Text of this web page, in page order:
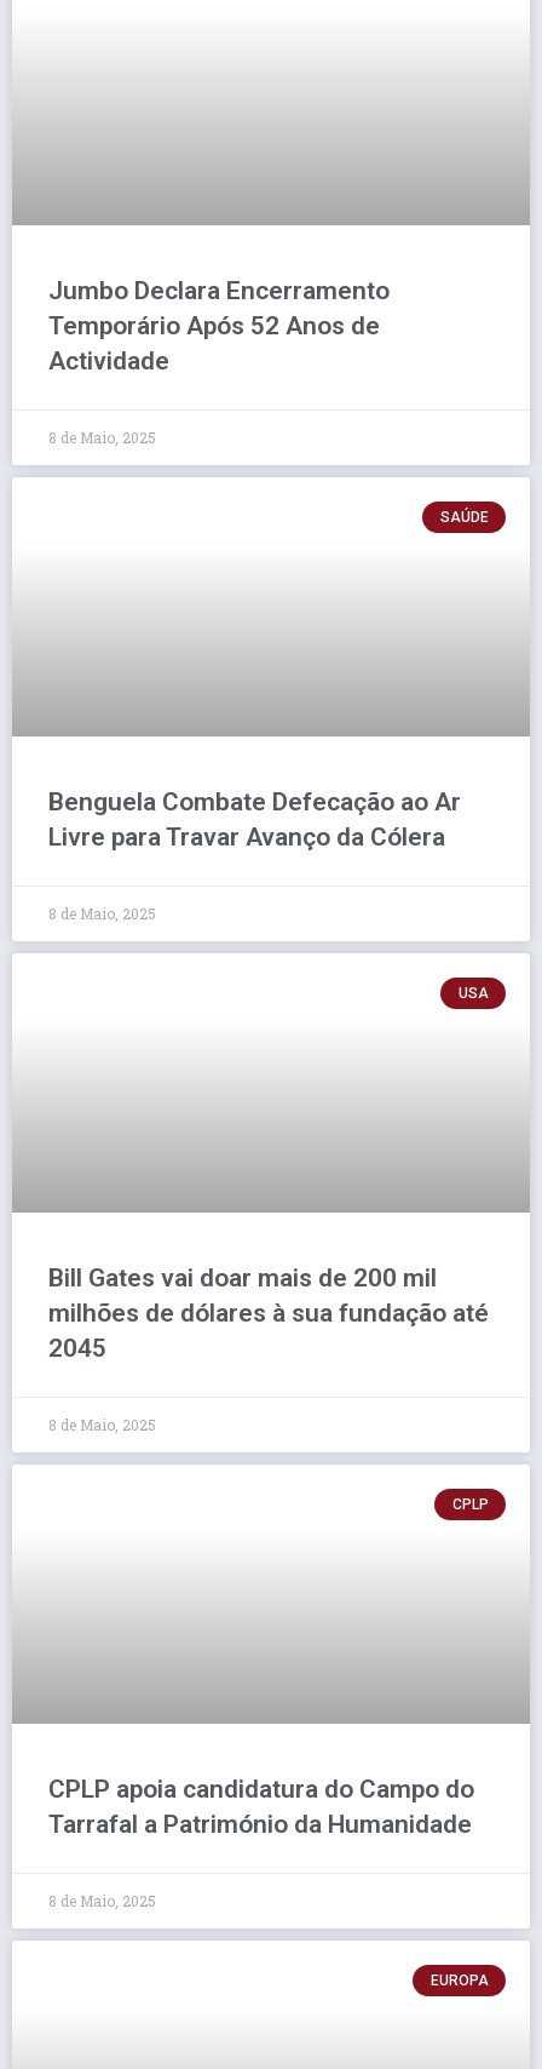
Jumbo Declara Encerramento
Temporário Após 52 Anos de
Actividade
8 de Maio, 2025
SAÚDE
Benguela Combate Defecação ao Ar
Livre para Travar Avanço da Cólera
8 de Maio, 2025
USA
Bill Gates vai doar mais de 200 mil
milhões de dólares à sua fundação até
2045
8 de Maio, 2025
CPLP
CPLP apoia candidatura do Campo do
Tarrafal a Património da Humanidade
8 de Maio, 2025
EUROPA